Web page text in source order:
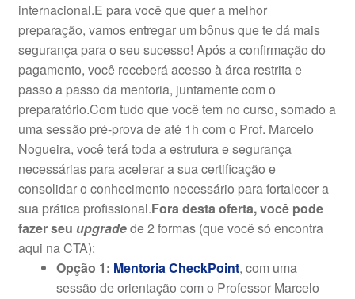
internacional.E para você que quer a melhor
preparação, vamos entregar um bônus que te dá mais
segurança para o seu sucesso! Após a confirmação do
pagamento, você receberá acesso à área restrita e
passo a passo da mentoria, juntamente com o
preparatório.Com tudo que você tem no curso, somado a
uma sessão pré-prova de até 1h com o Prof. Marcelo
Nogueira, você terá toda a estrutura e segurança
necessárias para acelerar a sua certificação e
consolidar o conhecimento necessário para fortalecer a
sua prática profissional.Fora desta oferta, você pode
fazer seu upgradede 2 formas (que você só encontra
aqui na CTA):
Opção 1: Mentoria CheckPoint, com uma
sessão de orientação com o Professor Marcelo